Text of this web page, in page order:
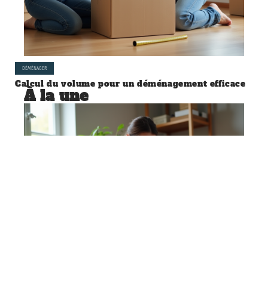
DÉMÉNAGER
Calcul du volume pour un déménagement efficace
À la une